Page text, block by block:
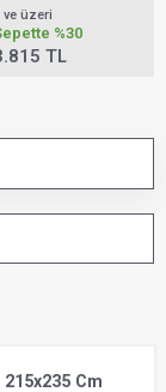
ve üzeri
%30
TL
Cm